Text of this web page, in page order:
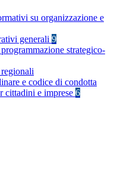
su organizzazione e
generali 9
strategico-
e codice di condotta
cittadini e imprese 6